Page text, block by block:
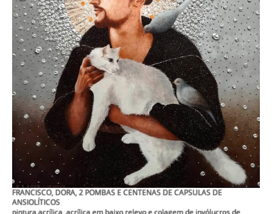
FRANCISCO, DORA, 2 POMBAS E CENTENAS DE CAPSULAS DE
ANSIOLÍTICOS